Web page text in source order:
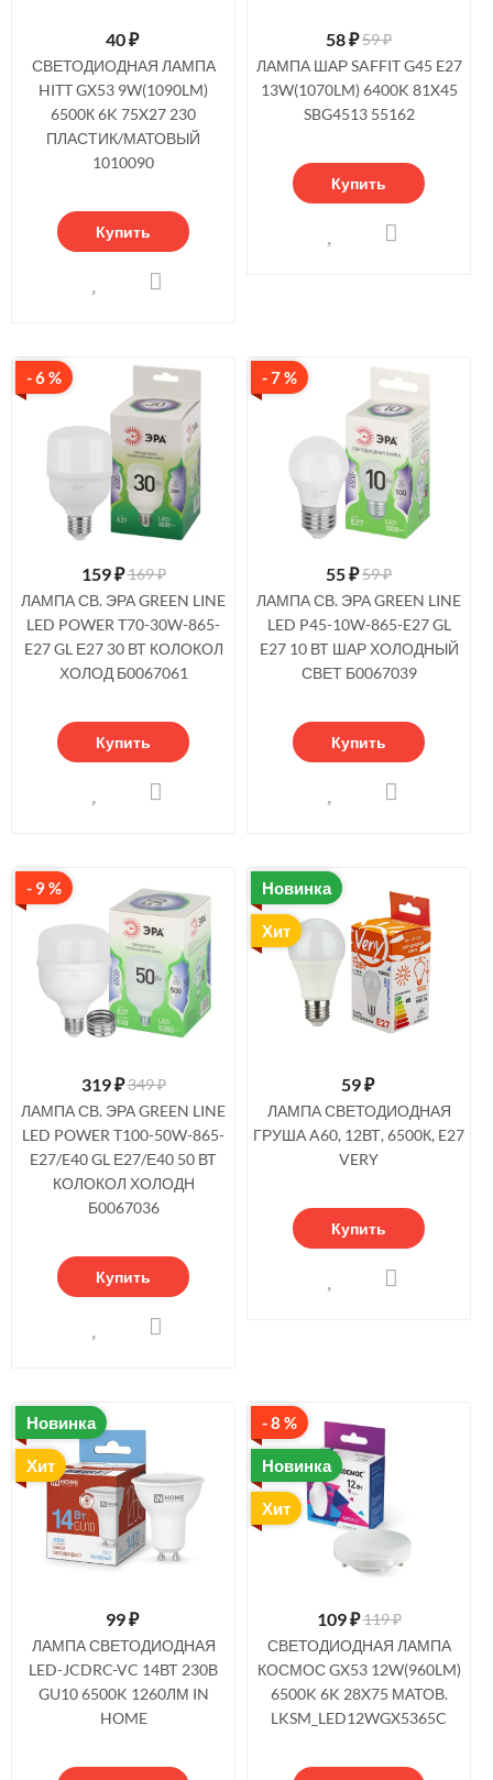
40₽
СВЕТОДИОДНАЯ ЛАМПА
HITT GX53 9W(1090LM)
6500К 6K 75X27 230
ПЛАСТИК/МАТОВЫЙ
1010090
Купить
58₽59 ₽
ЛАМПА ШАР SAFFIT G45 E27
13W(1070LM) 6400K 81X45
SBG4513 55162
Купить
- 6 %
159₽169 ₽
ЛАМПА СВ. ЭРА GREEN LINE
LED POWER T70-30W-865-
E27 GL Е27 30 ВТ КОЛОКОЛ
ХОЛОД Б0067061
Купить
- 7 %
55₽59 ₽
ЛАМПА СВ. ЭРА GREEN LINE
LED P45-10W-865-E27 GL
E27 10 ВТ ШАР ХОЛОДНЫЙ
СВЕТ Б0067039
Купить
- 9 %
319₽349 ₽
ЛАМПА СВ. ЭРА GREEN LINE
LED POWER T100-50W-865-
E27/E40 GL Е27/Е40 50 ВТ
КОЛОКОЛ ХОЛОДН
Б0067036
Купить
Новинка
Хит
59₽
ЛАМПА СВЕТОДИОДНАЯ
ГРУША A60, 12ВТ, 6500К, E27
VERY
Купить
Новинка
Хит
99₽
ЛАМПА СВЕТОДИОДНАЯ
LED-JCDRC-VC 14ВТ 230В
GU10 6500K 1260ЛМ IN
HOME
- 8 %
Новинка
Хит
109₽119 ₽
СВЕТОДИОДНАЯ ЛАМПА
КОСМОС GX53 12W(960LM)
6500K 6K 28X75 МАТОВ.
LKSM_LED12WGX5365C